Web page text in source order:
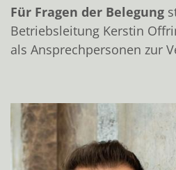
Für Fragen der Belegung
Betriebsleitung Kerstin
als Ansprechpersonen zur